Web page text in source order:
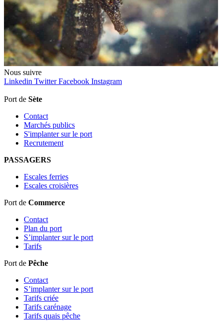
Nous suivre
Linkedin Twitter Facebook Instagram
Port de Sète
Contact
Marchés publics
S'implanter sur le port
Recrutement
PASSAGERS
Escales ferries
Escales croisières
Port de Commerce
Contact
Plan du port
S’implanter sur le port
Tarifs
Port de Pêche
Contact
S’implanter sur le port
Tarifs criée
Tarifs carénage
Tarifs quais pêche